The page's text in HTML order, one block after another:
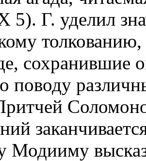
5). Г. уделил
сохранившие
поводу
Модииму